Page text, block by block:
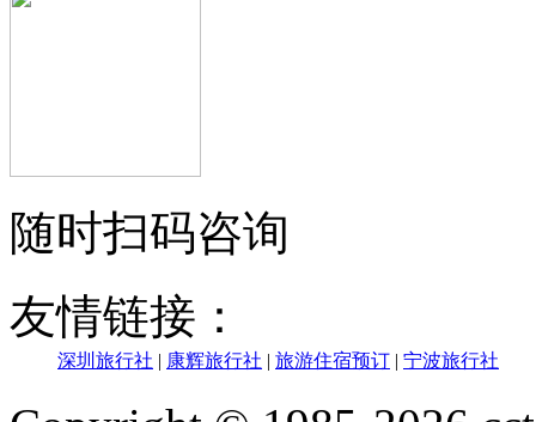
随时扫码咨询
友情链接：
深圳旅行社 | 康辉旅行社 | 旅游住宿预订 | 宁波旅行社